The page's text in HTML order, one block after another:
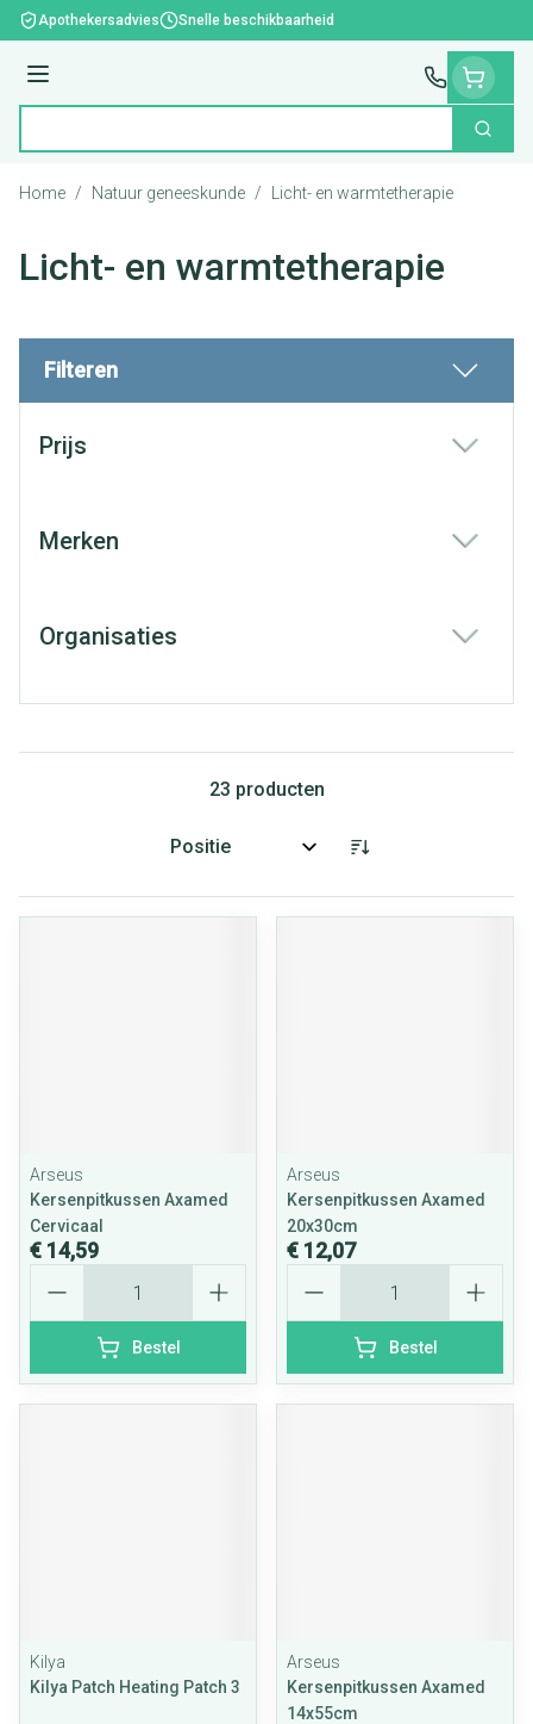
Ga naar de inhoud
Apothekersadvies Snelle beschikbaarheid
Menu
Zoek
Home / Natuur geneeskunde / Licht- en warmtetherapie
Licht- en warmtetherapie
Filteren
Prijs
Merken
Organisaties
23 producten
Sorteer op:
Arseus
Kersenpitkussen Axamed
Cervicaal
€ 14,59
Bestel
Arseus
Kersenpitkussen Axamed
20x30cm
€ 12,07
Bestel
Kilya
Kilya Patch Heating Patch 3
Arseus
Kersenpitkussen Axamed
14x55cm